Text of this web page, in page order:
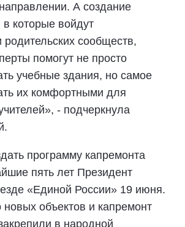
А создание
в которые войдут
родительских сообществ,
помогут не просто
учебные здания, но самое
их комфортными для
- подчеркнула
программу капремонта
пять лет Президент
«Единой России» 19 июня.
новых объектов и капремонт
в народной